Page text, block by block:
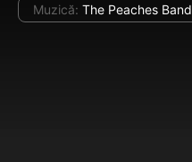
Muzică: The Peaches Band